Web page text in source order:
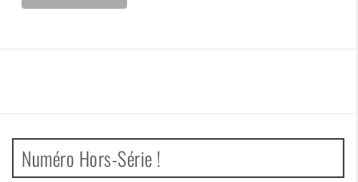
Numéro Hors-Série !